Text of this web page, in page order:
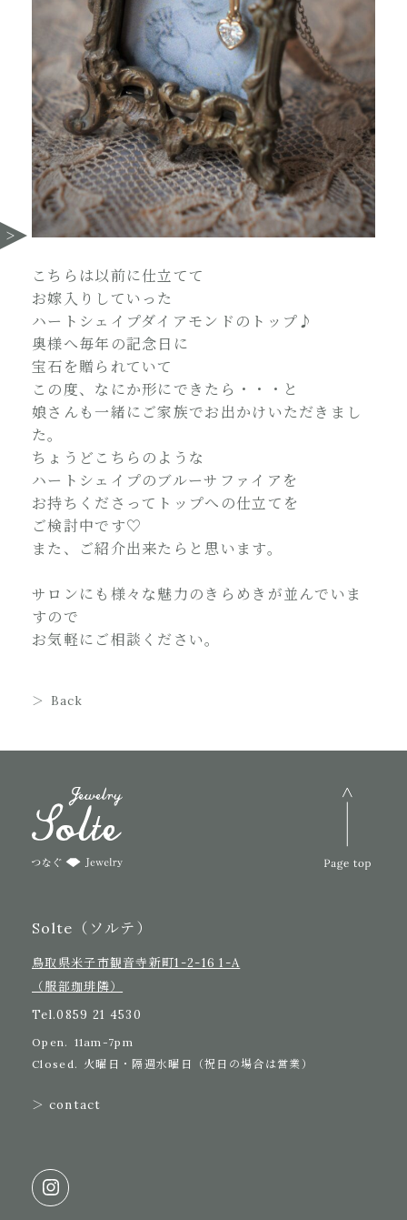
こちらは以前に仕立てて
お嫁入りしていった
ハートシェイプダイアモンドのトップ♪
奥様へ毎年の記念日に
宝石を贈られていて
この度、なにか形にできたら・・・と
娘さんも一緒にご家族でお出かけいただきまし
た。
ちょうどこちらのような
ハートシェイプのブルーサファイアを
お持ちくださってトップへの仕立てを
ご検討中です♡
また、ご紹介出来たらと思います。
サロンにも様々な魅力のきらめきが並んでいま
すので
お気軽にご相談ください。
Back
Solte（ソルテ）
鳥取県米子市観音寺新町1-2-16 1-A
（服部珈琲隣）
Tel.0859 21 4530
Open. 11am-7pm
Closed. 火曜日・隔週水曜日（祝日の場合は営業）
＞ contact